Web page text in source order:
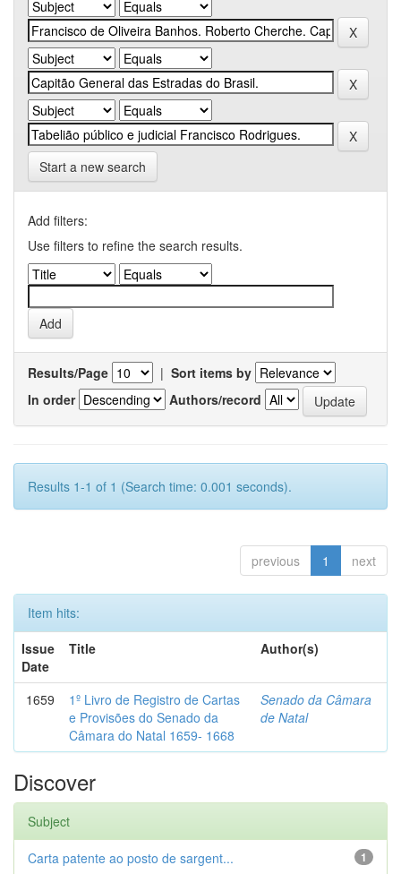
Start a new search
Add filters:
Use filters to refine the search results.
Results/Page | Sort items by
In order
Authors/record
Results 1-1 of 1 (Search time: 0.001 seconds).
previous 1 next
Item hits:
Issue
Date
Title Author(s)
1659
1º Livro de Registro de Cartas
e Provisões do Senado da
Câmara do Natal 1659- 1668
Senado da Câmara
de Natal
Discover
Subject
1
Carta patente ao posto de sargent...